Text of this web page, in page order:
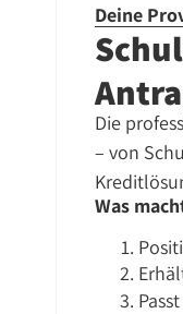
Deine
Die
– von
Was